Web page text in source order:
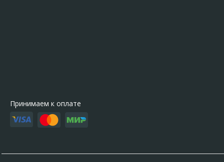
Принимаем к оплате